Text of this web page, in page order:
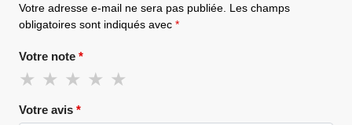
Votre adresse e-mail ne sera pas publiée. Les champs
obligatoires sont indiqués avec *
Votre note *
Votre avis *